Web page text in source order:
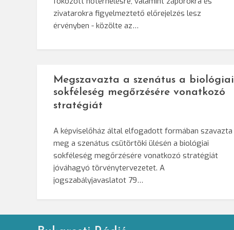
zivatarokra figyelmeztető előrejelzés lesz
érvényben - közölte az…
Megszavazta a szenátus a biológiai
sokféleség megőrzésére vonatkozó
stratégiát
A képviselőház által elfogadott formában szavazta
meg a szenátus csütörtöki ülésén a biológiai
sokféleség megőrzésére vonatkozó stratégiát
jóváhagyó törvénytervezetet. A
jogszabályjavaslatot 79…